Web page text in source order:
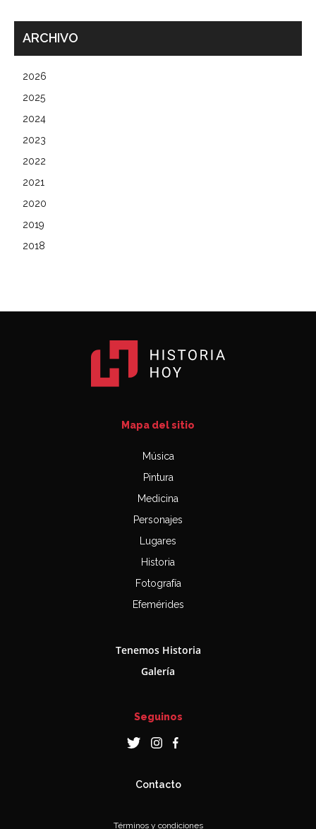
ARCHIVO
2026
2025
2024
2023
2022
2021
2020
2019
2018
Mapa del sitio
Música
Pintura
Medicina
Personajes
Lugares
Historia
Fotografía
Efemérides
Tenemos Historia
Galería
Seguinos
Contacto
Términos y condiciones